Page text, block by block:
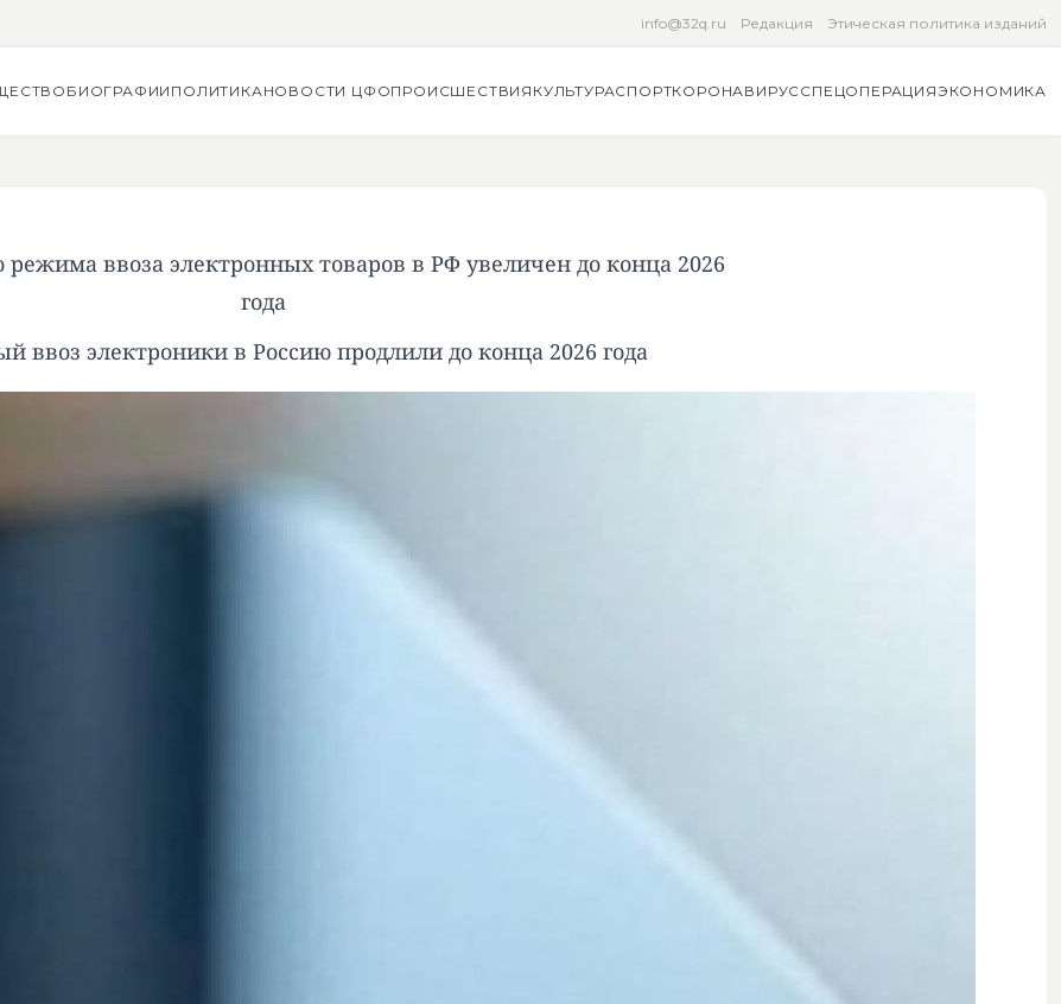
info@32q.ru Редакция Этическая политика изданий
БИОГРАФИИ ПОЛИТИКАНОВОСТИ ЦФОПРОИСШЕСТВИЯ КУЛЬТУРАСПОРТКОРОНАВИРУССПЕЦОПЕРАЦИЯЭКОНОМИКА
режима ввоза электронных товаров в РФ увеличен до конца 2026
года
ввоз электроники в Россию продлили до конца 2026 года